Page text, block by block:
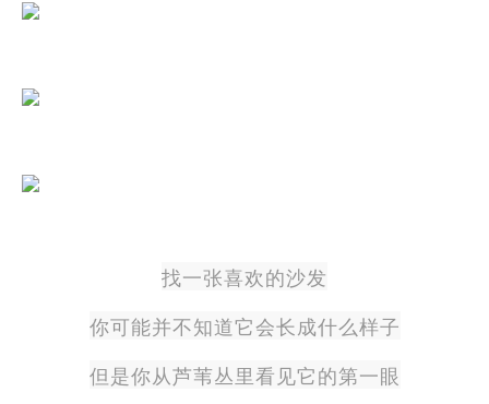
找一张喜欢的沙发
你可能并不知道它会长成什么样子
但是你从芦苇丛里看见它的第一眼